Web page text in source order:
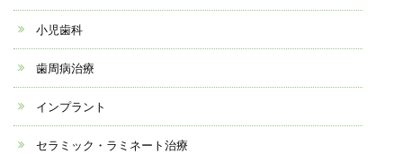
小児歯科
歯周病治療
インプラント
セラミック・ラミネート治療